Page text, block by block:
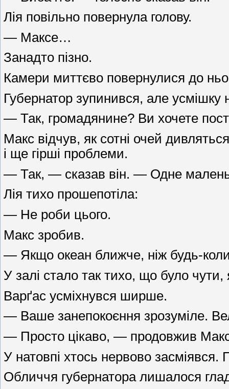
Лія повільно повернула голову.
— Максе…
Занадто пізно.
Камери миттєво повернулися до
Губернатор зупинився, але усмішку
— Так, громадянине? Ви хочете
Макс відчув, як сотні очей
і ще гірші проблеми.
— Так, — сказав він. — Одне
Лія тихо прошепотіла:
— Не роби цього.
Макс зробив.
— Якщо океан ближче, ніж будь-
У залі стало так тихо, що було чути,
Варґас усміхнувся ширше.
— Ваше занепокоєння зрозуміле.
— Просто цікаво, — продовжив
У натовпі хтось нервово засміявся.
Обличчя губернатора лишалося